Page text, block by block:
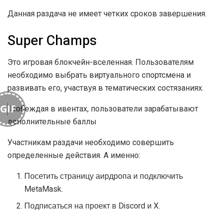
Данная раздача не имеет четких сроков завершения.
Super Champs
Это игровая блокчейн-вселенная. Пользователям
необходимо выбрать виртуального спортсмена и
развивать его, участвуя в тематических состязаниях.
GIFПобеждая в ивентах, пользователи зарабатывают
дополнительные баллы
Участникам раздачи необходимо совершить
определенные действия. А именно:
Посетить страницу аирдропа и подключить
MetaMask.
Подписаться на проект в Discord и X.